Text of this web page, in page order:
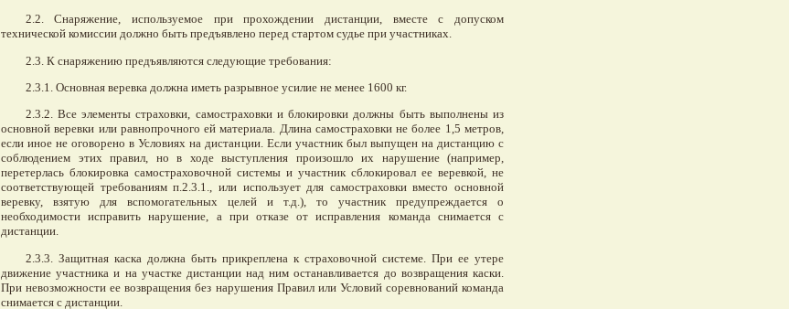
2.2. Снаряжение, используемое при прохождении дистанции, вместе с допуском
технической комиссии должно быть предъявлено перед стартом судье при участниках.
2.3. К снаряжению предъявляются следующие требования:
2.3.1. Основная веревка должна иметь разрывное усилие не менее 1600 кг.
2.3.2. Все элементы страховки, самостраховки и блокировки должны быть выполнены из
основной веревки или равнопрочного ей материала. Длина самостраховки не более 1,5 метров,
если иное не оговорено в Условиях на дистанции. Если участник был выпущен на дистанцию с
соблюдением этих правил, но в ходе выступления произошло их нарушение (например,
перетерлась блокировка самостраховочной системы и участник сблокировал ее веревкой, не
соответствующей требованиям п.2.3.1., или использует для самостраховки вместо основной
веревку, взятую для вспомогательных целей и т.д.), то участник предупреждается о
необходимости исправить нарушение, а при отказе от исправления команда снимается с
дистанции.
2.3.3. Защитная каска должна быть прикреплена к страховочной системе. При ее утере
движение участника и на участке дистанции над ним останавливается до возвращения каски.
При невозможности ее возвращения без нарушения Правил или Условий соревнований команда
снимается с дистанции.